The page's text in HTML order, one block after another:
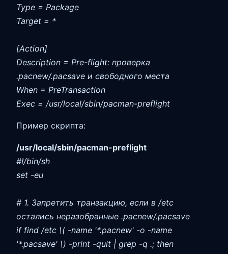
Type = Package
Target = *
[Action]
Description = Pre-flight: проверка
.pacnew/.pacsave и свободного места
When = PreTransaction
Exec = /usr/local/sbin/pacman-preflight
Пример скрипта:
/usr/local/sbin/pacman-preflight
#!/bin/sh
set -eu
# 1. Запретить транзакцию, если в /etc
остались неразобранные .pacnew/.pacsave
if find /etc \( -name '*.pacnew' -o -name
'*.pacsave' \) -print -quit | grep -q .; then